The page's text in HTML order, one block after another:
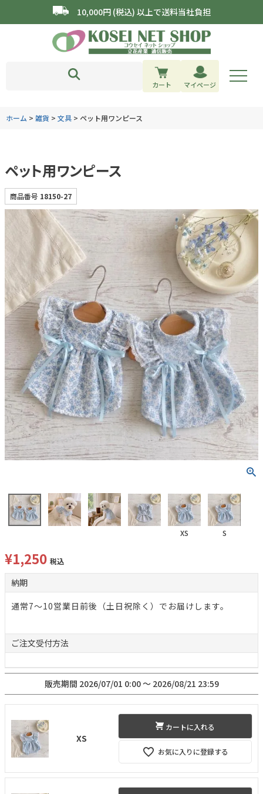
10,000円 (税込) 以上で送料当社負担
カート マイページ
ホーム 雑貨 文具 ペット用ワンピース
ペット用ワンピース
商品番号 18150-27
XS S
¥1,250 税込
納期
通常7～10営業日前後（土日祝除く）でお届けします。
ご注文受付方法
販売期間 2026/07/01 0:00〜 2026/08/21 23:59
XS
お気に入りに登録する
カートに入れる